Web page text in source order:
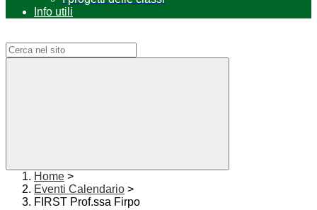
Info utili
Home >
Eventi Calendario >
FIRST Prof.ssa Firpo